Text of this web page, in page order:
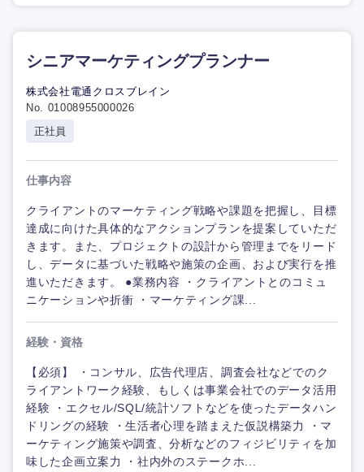
シニアマーケティングプランナー
株式会社電通クロスブレイン
No. 01008955000026
正社員
仕事内容
クライアントのマーケティング戦略や課題を把握し、目標
達成に向けた具体的なアクションプランを提案していただ
きます。また、プロジェクトの設計から管理までをリード
し、データに基づいた戦略や施策の企画、および実行を推
進いただきます。 ●業務内容 ・クライアントとのコミュ
ニケーションや折衝 ・マーケティング課...
経験・資格
【必須】 ・コンサル、広告代理店、調査会社などでのク
ライアントワーク経験、もしくは事業会社でのデータ活用
経験 ・エクセル/SQL/統計ソフトなどを使ったデータハン
ドリングの経験 ・生活者心理を踏まえた仮説構築力 ・マ
ーケティング施策や調査、分析などのフィジビリティを加
味した企画立案力 ・社内外のステークホ...